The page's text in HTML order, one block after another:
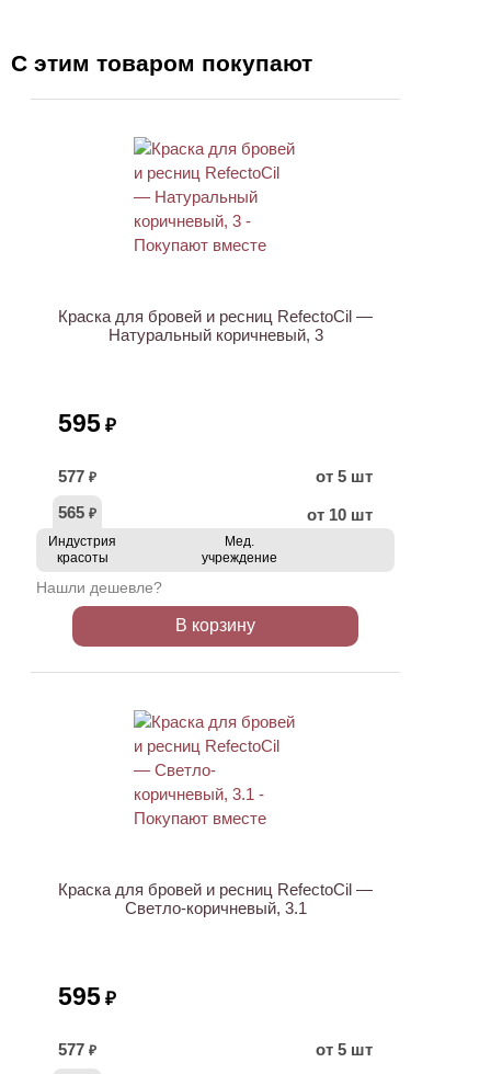
С этим товаром покупают
Краска для бровей и ресниц RefectoCil —
Натуральный коричневый, 3
595 ₽
577 ₽
от 5 шт
565 ₽ от 10 шт
Индустрия
красоты
Мед.
учреждение
Нашли дешевле?
В корзину
Краска для бровей и ресниц RefectoCil —
Светло-коричневый, 3.1
595 ₽
577 ₽ от 5 шт